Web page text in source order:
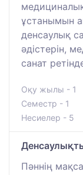
ұстанымын
денсаулық
әдістерін,
санат
Оқу жылы - 1
Семестр - 1
Несиелер - 5
Пәннің